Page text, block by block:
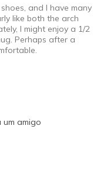
and I have many
like both the arch
I might enjoy a 1/2
Perhaps after a
um amigo